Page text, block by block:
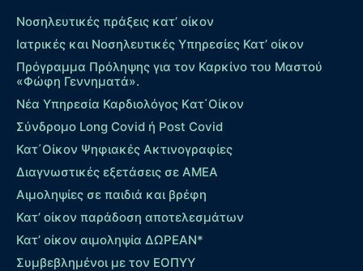
Νοσηλευτικές πράξεις κατ’ οίκον
Ιατρικές και Νοσηλευτικές Υπηρεσίες Κατ’ οίκον
Πρόγραμμα Πρόληψης για τον Καρκίνο του Μαστού
«Φώφη Γεννηματά».
Νέα Υπηρεσία Καρδιολόγος Kατ΄Οίκον
Σύνδρομο Long Covid ή Post Covid
Κατ΄Οίκον Ψηφιακές Ακτινογραφίες
Διαγνωστικές εξετάσεις σε ΑΜΕΑ
Αιμοληψίες σε παιδιά και βρέφη
Κατ’ οίκον παράδοση αποτελεσμάτων
Κατ’ οίκον αιμοληψία ΔΩΡΕΑΝ*
Συμβεβλημένοι με τον ΕΟΠΥΥ